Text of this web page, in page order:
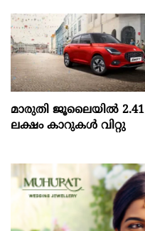
മാരുതി ജൂലൈയിൽ 2.41
ലക്ഷം കാറുകൾ വിറ്റു